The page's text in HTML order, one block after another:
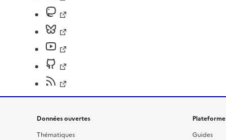
Données ouvertes
Thématiques
Plateforme
Guides